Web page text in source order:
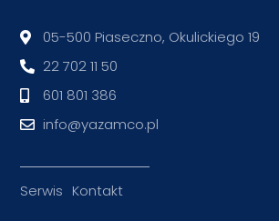
05-500 Piaseczno, Okulickiego 19
22 702 11 50
601 801 386
info@yazamco.pl
Serwis Kontakt